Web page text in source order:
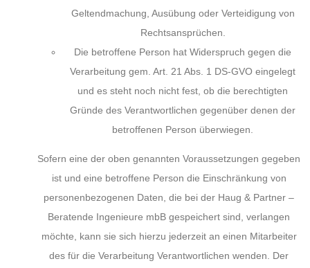
Geltendmachung, Ausübung oder Verteidigung von
Rechtsansprüchen.
Die betroffene Person hat Widerspruch gegen die
Verarbeitung gem. Art. 21 Abs. 1 DS-GVO eingelegt
und es steht noch nicht fest, ob die berechtigten
Gründe des Verantwortlichen gegenüber denen der
betroffenen Person überwiegen.
Sofern eine der oben genannten Voraussetzungen gegeben
ist und eine betroffene Person die Einschränkung von
personenbezogenen Daten, die bei der Haug & Partner –
Beratende Ingenieure mbB gespeichert sind, verlangen
möchte, kann sie sich hierzu jederzeit an einen Mitarbeiter
des für die Verarbeitung Verantwortlichen wenden. Der